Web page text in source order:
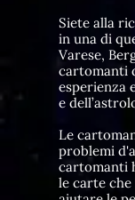
Siete alla
in una di
Varese,
cartomanti
esperienza
e
Le
problemi
cartomanti
le carte